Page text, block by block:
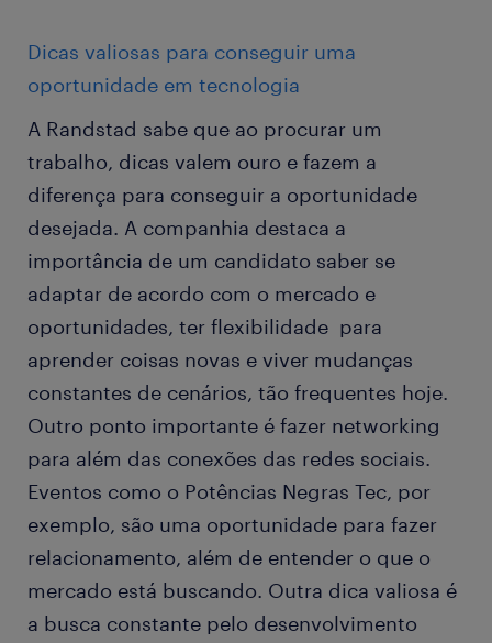
Dicas valiosas para conseguir uma
oportunidade em tecnologia
A Randstad sabe que ao procurar um
trabalho, dicas valem ouro e fazem a
diferença para conseguir a oportunidade
desejada. A companhia destaca a
importância de um candidato saber se
adaptar de acordo com o mercado e
oportunidades, ter flexibilidade para
aprender coisas novas e viver mudanças
constantes de cenários, tão frequentes hoje.
Outro ponto importante é fazer networking
para além das conexões das redes sociais.
Eventos como o Potências Negras Tec, por
exemplo, são uma oportunidade para fazer
relacionamento, além de entender o que o
mercado está buscando. Outra dica valiosa é
a busca constante pelo desenvolvimento